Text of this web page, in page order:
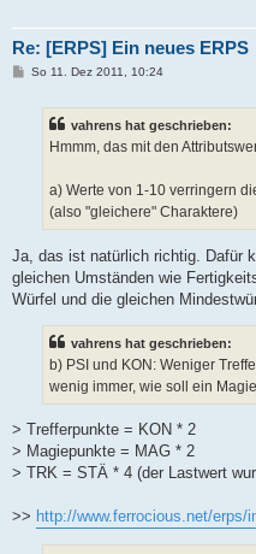
Re: [ERPS] Ein neues ERPS
BSo 11. Dez 2011, 10:24
vahrens hat geschrieben:
Hmmm, das mit den
a) Werte von 1-10 verringern
(also "gleichere" Charaktere)
Ja, das ist natürlich richtig. Dafür
gleichen Umständen wie
Würfel und die gleichen
vahrens hat geschrieben:
b) PSI und KON: Weniger
wenig immer, wie soll ein
> Trefferpunkte = KON * 2
> Magiepunkte = MAG * 2
> TRK = STÄ * 4 (der Lastwert
>> http://www.ferrocious.net/erps/